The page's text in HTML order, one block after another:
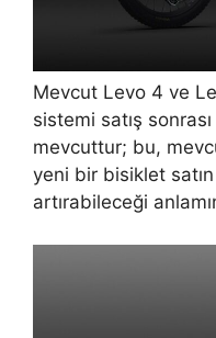
Mevcut Levo 4 ve
sistemi satış
mevcuttur; bu,
yeni bir bisiklet
artırabileceği